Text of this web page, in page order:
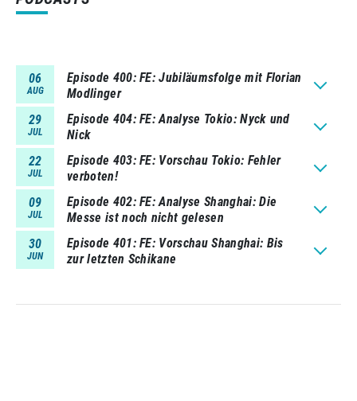
06
AUG
Episode 400 FE: Jubiläumsfolge mit Florian
Modlinger
29
JUL
Episode 404 FE: Analyse Tokio: Nyck und
Nick
22
JUL
Episode 403 FE: Vorschau Tokio: Fehler
verboten!
09
JUL
Episode 402 FE: Analyse Shanghai: Die
Messe ist noch nicht gelesen
30
JUN
Episode 401 FE: Vorschau Shanghai: Bis
zur letzten Schikane